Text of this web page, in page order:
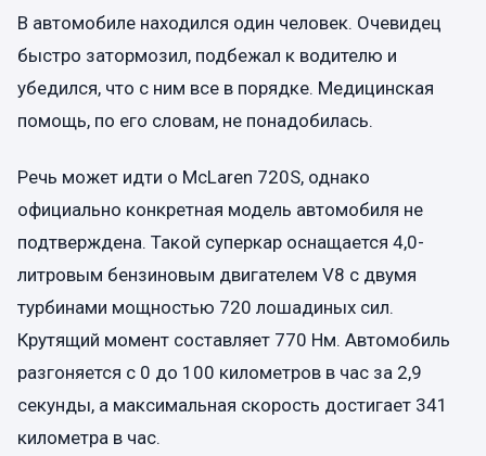
В автомобиле находился один человек. Очевидец
быстро затормозил, подбежал к водителю и
убедился, что с ним все в порядке. Медицинская
помощь, по его словам, не понадобилась.
Речь может идти о McLaren 720S, однако
официально конкретная модель автомобиля не
подтверждена. Такой суперкар оснащается 4,0-
литровым бензиновым двигателем V8 с двумя
турбинами мощностью 720 лошадиных сил.
Крутящий момент составляет 770 Нм. Автомобиль
разгоняется с 0 до 100 километров в час за 2,9
секунды, а максимальная скорость достигает 341
километра в час.